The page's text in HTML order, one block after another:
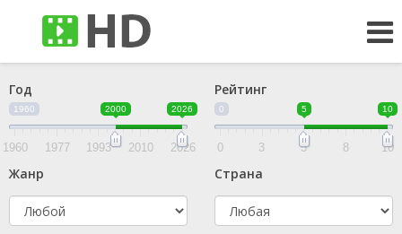
Год
1960 2000 2026
1960 1977 1993 2010 2026
Рейтинг
0 5 10
0 3 5 8 10
Жанр Страна